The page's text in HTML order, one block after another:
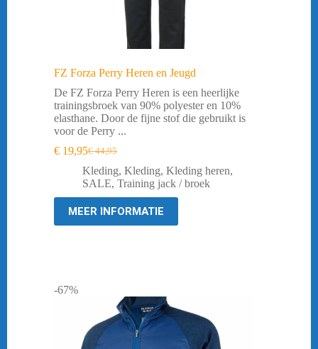
FZ Forza Perry Heren en Jeugd
De FZ Forza Perry Heren is een heerlijke
trainingsbroek van 90% polyester en 10%
elasthane. Door de fijne stof die gebruikt is
voor de Perry ...
€44,95
Oorspronkelijke
prijs
was:
€ 44,95.
€ 19,95Huidige
prijs
is:
€ 19,95.
Kleding, Kleding, Kleding heren,
SALE, Training jack / broek
MEER INFORMATIE
-67%